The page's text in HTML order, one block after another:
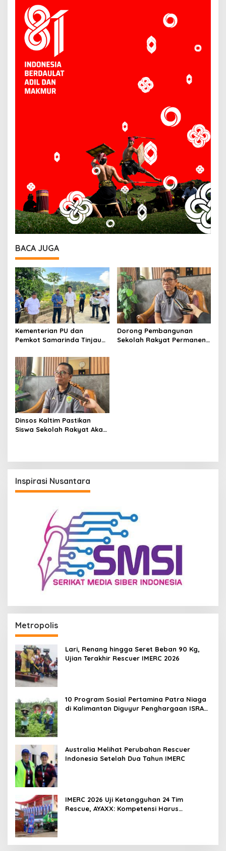
BACA JUGA
Kementerian PU dan
Pemkot Samarinda Tinjau
Sekolah Rakyat, Punya
Daya Tampung 1.500 Siswa
Dorong Pembangunan
Sekolah Rakyat Permanen,
Dinsos Kaltim Pastikan
Siswa Sekolah Rakyat Akan
Inspirasi Nusantara
Metropolis
Lari, Renang hingga Seret Beban 90 Kg,
Ujian Terakhir Rescuer IMERC 2026
10 Program Sosial Pertamina Patra Niaga
di Kalimantan Diguyur Penghargaan ISRA
Australia Melihat Perubahan Rescuer
Indonesia Setelah Dua Tahun IMERC
IMERC 2026 Uji Ketangguhan 24 Tim
Rescue, AYAXX: Kompetensi Harus